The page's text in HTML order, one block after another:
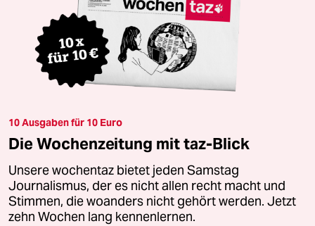
10 Ausgaben für 10 Euro
Die Wochenzeitung mit taz-Blick
Unsere wochentaz bietet jeden Samstag
Journalismus, der es nicht allen recht macht und
Stimmen, die woanders nicht gehört werden. Jetzt
zehn Wochen lang kennenlernen.